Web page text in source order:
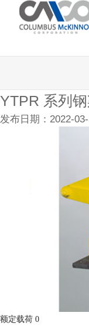
YTPR 系列
发布日期：2022-
额定载荷 0